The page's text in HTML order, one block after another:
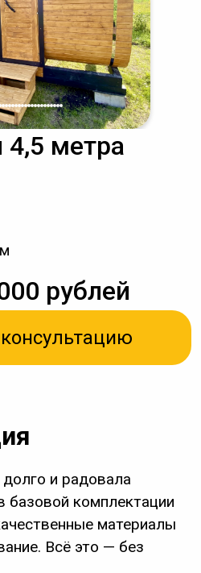
4,5 метра
рублей
и радовала
комплектации
материалы
Всё это — без